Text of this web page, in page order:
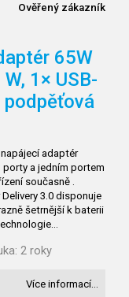
Ověřený zákazník
65W
1× USB-
podpěťová
adaptér
porty a jedním portem
současně .
3.0 disponuje
šetrnější k baterii
2 roky
Více informací…